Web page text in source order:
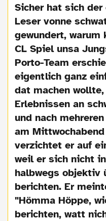
Sicher hat sich
Leser vonne
gewundert, warum
CL Spiel unsa
Porto-Team
eigentlich ganz
dat machen
Erlebnissen an
und nach
am
verzichtet er auf
weil er sich nicht
halbwegs objektiv
berichten. Er
"Hömma Höppe,
berichten, watt